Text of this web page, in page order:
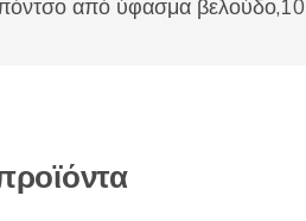
από ύφασμα